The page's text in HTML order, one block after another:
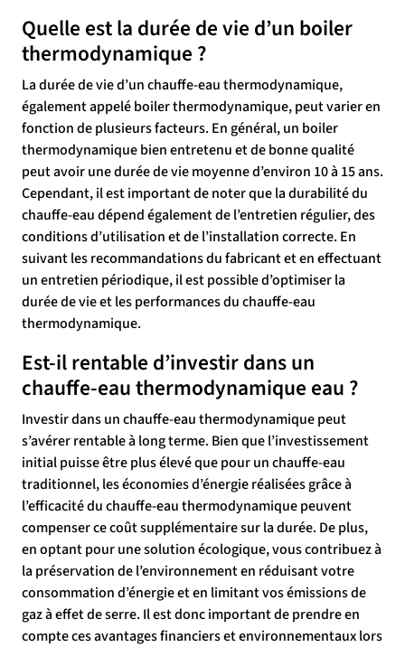
Quelle est la durée de vie d’un boiler
thermodynamique ?
La durée de vie d’un chauffe-eau thermodynamique,
également appelé boiler thermodynamique, peut varier en
fonction de plusieurs facteurs. En général, un boiler
thermodynamique bien entretenu et de bonne qualité
peut avoir une durée de vie moyenne d’environ 10 à 15 ans.
Cependant, il est important de noter que la durabilité du
chauffe-eau dépend également de l’entretien régulier, des
conditions d’utilisation et de l’installation correcte. En
suivant les recommandations du fabricant et en effectuant
un entretien périodique, il est possible d’optimiser la
durée de vie et les performances du chauffe-eau
thermodynamique.
Est-il rentable d’investir dans un
chauffe-eau thermodynamique eau ?
Investir dans un chauffe-eau thermodynamique peut
s’avérer rentable à long terme. Bien que l’investissement
initial puisse être plus élevé que pour un chauffe-eau
traditionnel, les économies d’énergie réalisées grâce à
l’efficacité du chauffe-eau thermodynamique peuvent
compenser ce coût supplémentaire sur la durée. De plus,
en optant pour une solution écologique, vous contribuez à
la préservation de l’environnement en réduisant votre
consommation d’énergie et en limitant vos émissions de
gaz à effet de serre. Il est donc important de prendre en
compte ces avantages financiers et environnementaux lors